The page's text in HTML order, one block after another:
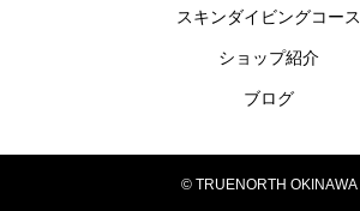
スキンダイビングコース
ショップ紹介
ブログ
© TRUENORTH OKINAWA